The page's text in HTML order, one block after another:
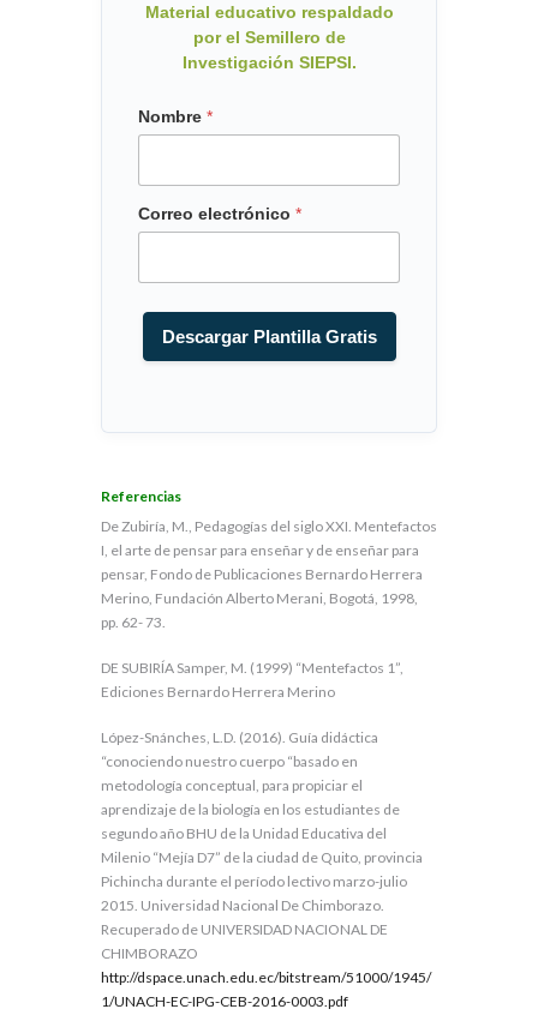
Material educativo respaldado
por el Semillero de
Investigación SIEPSI.
*
C
r
r
e
Nombre *
Correo electrónico *
Descargar Plantilla Gratis
Referencias
De Zubiría, M., Pedagogías del siglo XXI. Mentefactos
I, el arte de pensar para enseñar y de enseñar para
pensar, Fondo de Publicaciones Bernardo Herrera
Merino, Fundación Alberto Merani, Bogotá, 1998,
pp. 62- 73.
DE SUBIRÍA Samper, M. (1999) “Mentefactos 1”,
Ediciones Bernardo Herrera Merino
López-Snánches, L.D. (2016). Guía didáctica
“conociendo nuestro cuerpo “basado en
metodología conceptual, para propiciar el
aprendizaje de la biología en los estudiantes de
segundo año BHU de la Unidad Educativa del
Milenio “Mejía D7” de la ciudad de Quito, provincia
Pichincha durante el período lectivo marzo-julio
2015. Universidad Nacional De Chimborazo.
Recuperado de UNIVERSIDAD NACIONAL DE
CHIMBORAZO
http://dspace.unach.edu.ec/bitstream/51000/1945/
1/UNACH-EC-IPG-CEB-2016-0003.pdf